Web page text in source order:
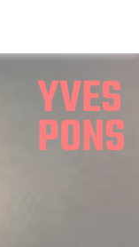
YVES
PONS